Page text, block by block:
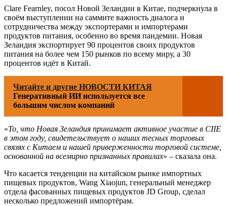
Clare Fearnley, посол Новой Зеландии в Китае, подчеркнула в
своём выступлении на саммите важность диалога и
сотрудничества между экспортерами и импортерами
продуктов питания, особенно во время пандемии. Новая
Зеландия экспортирует 90 процентов своих продуктов
питания на более чем 150 рынков по всему миру, а 30
процентов идёт в Китай.
Читайте и другие НОВОСТИ КИТАЯ
Генеративный ИИ используется все
большим числом компаний
«То, что Новая Зеландия принимает активное участие в CIIE
в этом году, свидетельствует о наших тесных торговых
связях с Китаем и нашей приверженности торговой системе,
основанной на всемирно признанных правилах» – сказала она.
Что касается тенденции на китайском рынке импортных
пищевых продуктов, Wang Xiaojun, генеральный менеджер
отдела фасованных пищевых продуктов JD Group, сделал
несколько предложений импортёрам.